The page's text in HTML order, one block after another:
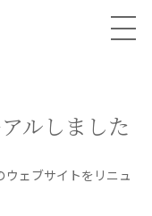
ルしました
ウェブサイトをリニュ